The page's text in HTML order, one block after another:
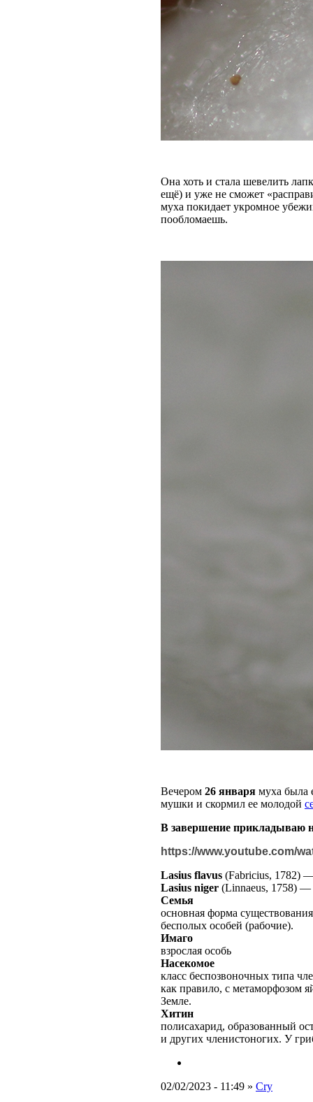
Она хоть и стала шевелить
ещё) и уже не сможет
муха покидает укромное
пообломаешь.
Вечером 26 января муха была
мушки и скормил ее молодой
В завершение прикладываю
https://www.youtube.com/
Lasius flavus (Fabricius, 1782)
Lasius niger (Linnaeus, 1758) —
Семья
основная форма
бесполых особей (рабочие).
Имаго
взрослая особь
Насекомое
класс беспозвоночных типа
как правило, с метаморфозом
Земле.
Хитин
полисахарид, образованный
и других членистоногих. У
02/02/2023 - 11:49 » Cry